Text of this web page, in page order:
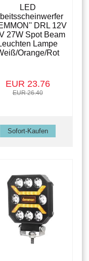
LED
DRL 12V
27W Spot Beam
Lampe
Orange/Rot
EUR 23.76
EUR 26.40